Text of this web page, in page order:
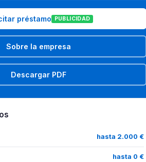
préstamo PUBLICIDAD
Sobre la empresa
Descargar PDF
hasta 2.000 €
hasta 0 €